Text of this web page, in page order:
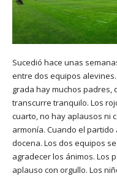
Sucedió hace unas
entre dos equipos
grada hay muchos padres,
transcurre tranquilo. Los
cuarto, no hay aplausos ni
armonía. Cuando el
docena. Los dos equipos
agradecer los ánimos. Los
aplauso con orgullo. Los